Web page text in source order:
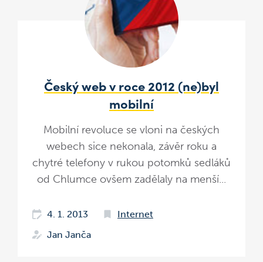
Český web v roce 2012 (ne)byl
mobilní
Mobilní revoluce se vloni na českých
webech sice nekonala, závěr roku a
chytré telefony v rukou potomků sedláků
od Chlumce ovšem zadělaly na menší...
4. 1. 2013
Internet
Jan Janča